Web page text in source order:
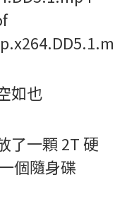
如也
了一顆 2T 硬
個隨身碟